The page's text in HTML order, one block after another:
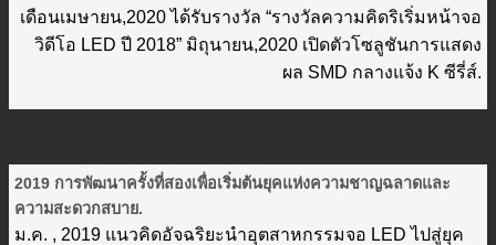
เดือนเมษายน,2020 ได้รับรางวัล “รางวัลความคิดริเริ่มหน้าจอ
วิดีโอ LED ปี 2018” มิถุนายน,2020 เปิดตัวโซลูชันการแสดง
ผล SMD กลางแจ้ง K ซีรี่ส์.
2019 การพัฒนาครั้งที่สองเพื่อเริ่มต้นยุคแห่งความชาญฉลาดและ
ความสะดวกสบาย.
ม.ค. , 2019 แนวคิดอัจฉริยะนำอุตสาหกรรมจอ LED ไปสู่ยุค